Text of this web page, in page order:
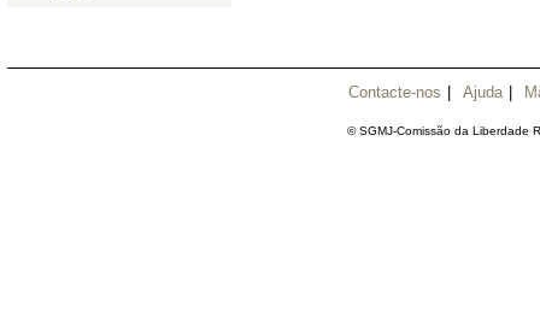
Contacte-nos Ajuda
© SGMJ-Comissão da Liberdade